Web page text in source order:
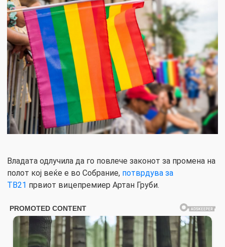
Владата одлучила да го повлече законот за промена на
полот кој веќе е во Собрание, потврдува за
ТВ21 првиот вицепремиер Артан Груби.